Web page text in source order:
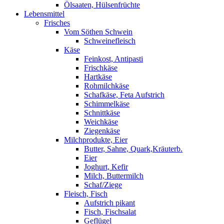
Ölsaaten, Hülsenfrüchte
Lebensmittel
Frisches
Vom Söthen Schwein
Schweinefleisch
Käse
Feinkost, Antipasti
Frischkäse
Hartkäse
Rohmilchkäse
Schafkäse, Feta Aufstrich
Schimmelkäse
Schnittkäse
Weichkäse
Ziegenkäse
Milchprodukte, Eier
Butter, Sahne, Quark,Kräuterb.
Eier
Joghurt, Kefir
Milch, Buttermilch
Schaf/Ziege
Fleisch, Fisch
Aufstrich pikant
Fisch, Fischsalat
Geflügel